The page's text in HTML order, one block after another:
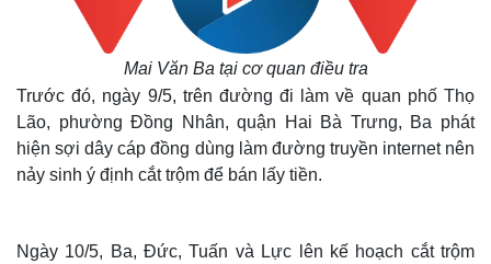
Mai Văn Ba tại cơ quan điều tra
Trước đó, ngày 9/5, trên đường đi làm về quan phố Thọ
Lão, phường Đồng Nhân, quận Hai Bà Trưng, Ba phát
hiện sợi dây cáp đồng dùng làm đường truyền internet nên
nảy sinh ý định cắt trộm để bán lấy tiền.
Ngày 10/5, Ba, Đức, Tuấn và Lực lên kế hoạch cắt trộm